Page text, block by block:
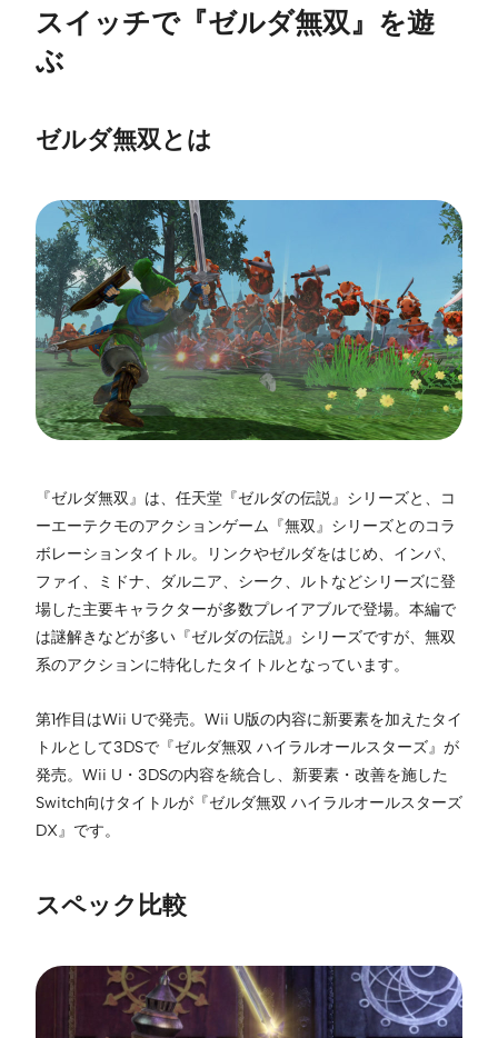
スイッチで『ゼルダ無双』を遊
ぶ
ゼルダ無双とは
『ゼルダ無双』は、任天堂『ゼルダの伝説』シリーズと、コ
ーエーテクモのアクションゲーム『無双』シリーズとのコラ
ボレーションタイトル。リンクやゼルダをはじめ、インパ、
ファイ、ミドナ、ダルニア、シーク、ルトなどシリーズに登
場した主要キャラクターが多数プレイアブルで登場。本編で
は謎解きなどが多い『ゼルダの伝説』シリーズですが、無双
系のアクションに特化したタイトルとなっています。
第1作目はWii Uで発売。Wii U版の内容に新要素を加えたタイ
トルとして3DSで『ゼルダ無双 ハイラルオールスターズ』が
発売。Wii U・3DSの内容を統合し、新要素・改善を施した
Switch向けタイトルが『ゼルダ無双 ハイラルオールスターズ
DX』です。
スペック比較